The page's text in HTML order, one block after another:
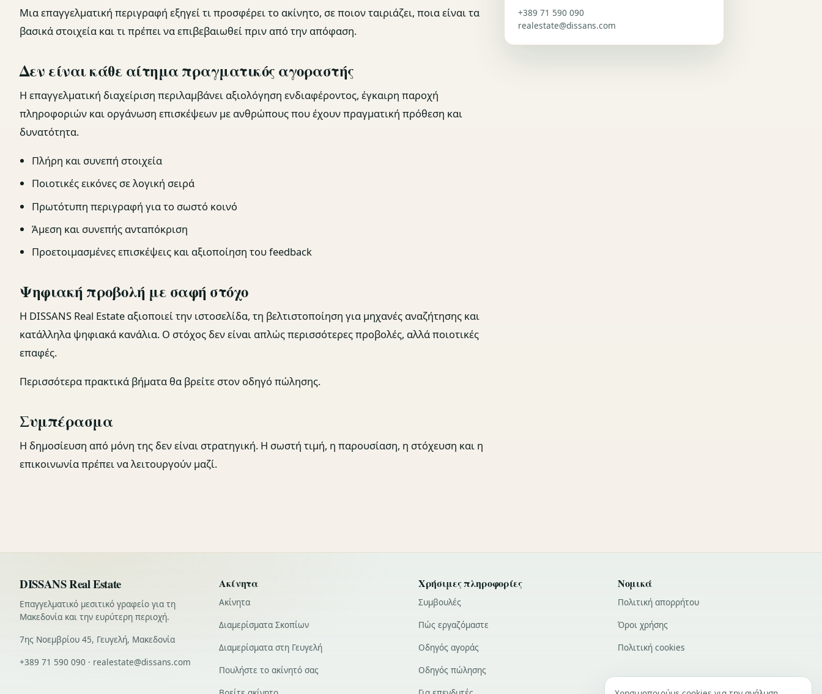
Μια επαγγελματική περιγραφή εξηγεί τι προσφέρει το ακίνητο, σε ποιον ταιριάζει, ποια είναι τα
βασικά στοιχεία και τι πρέπει να επιβεβαιωθεί πριν από την απόφαση.
Δεν είναι κάθε αίτημα πραγματικός αγοραστής
Η επαγγελματική διαχείριση περιλαμβάνει αξιολόγηση ενδιαφέροντος, έγκαιρη παροχή
πληροφοριών και οργάνωση επισκέψεων με ανθρώπους που έχουν πραγματική πρόθεση και
δυνατότητα.
Πλήρη και συνεπή στοιχεία
Ποιοτικές εικόνες σε λογική σειρά
Πρωτότυπη περιγραφή για το σωστό κοινό
Άμεση και συνεπής ανταπόκριση
Προετοιμασμένες επισκέψεις και αξιοποίηση του feedback
Ψηφιακή προβολή με σαφή στόχο
Η DISSANS Real Estate αξιοποιεί την ιστοσελίδα, τη βελτιστοποίηση για μηχανές αναζήτησης και
κατάλληλα ψηφιακά κανάλια. Ο στόχος δεν είναι απλώς περισσότερες προβολές, αλλά ποιοτικές
επαφές.
Περισσότερα πρακτικά βήματα θα βρείτε στον οδηγό πώλησης.
Συμπέρασμα
Η δημοσίευση από μόνη της δεν είναι στρατηγική. Η σωστή τιμή, η παρουσίαση, η στόχευση και η
επικοινωνία πρέπει να λειτουργούν μαζί.
+389 71 590 090
realestate@dissans.com
DISSANS Real Estate
Επαγγελματικό μεσιτικό γραφείο για τη
Μακεδονία και την ευρύτερη περιοχή.
7ης Νοεμβρίου 45, Γευγελή, Μακεδονία
+389 71 590 090 · realestate@dissans.com
Ακίνητα
Ακίνητα
Διαμερίσματα Σκοπίων
Διαμερίσματα στη Γευγελή
Πουλήστε το ακίνητό σας
Χρήσιμες πληροφορίες
Συμβουλές
Πώς εργαζόμαστε
Οδηγός αγοράς
Οδηγός πώλησης
Νομικά
Πολιτική απορρήτου
Όροι χρήσης
Πολιτική cookies